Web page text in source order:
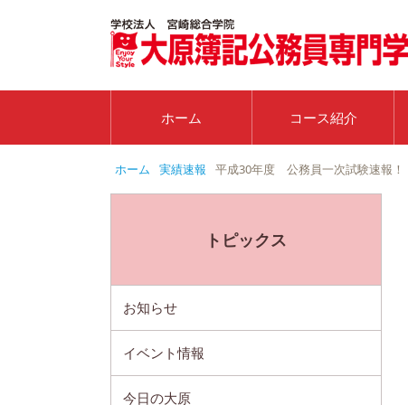
ホーム コース紹介
ホーム 実績速報 平成30年度 公務員一次試験速報！
トピックス
お知らせ
イベント情報
今日の大原